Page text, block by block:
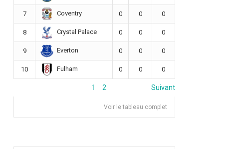
7 Coventry 0 0 0
8 Crystal Palace 0 0 0
9 Everton 0 0 0
10 Fulham 0 0 0
1 2 Suivant
Voir le tableau complet